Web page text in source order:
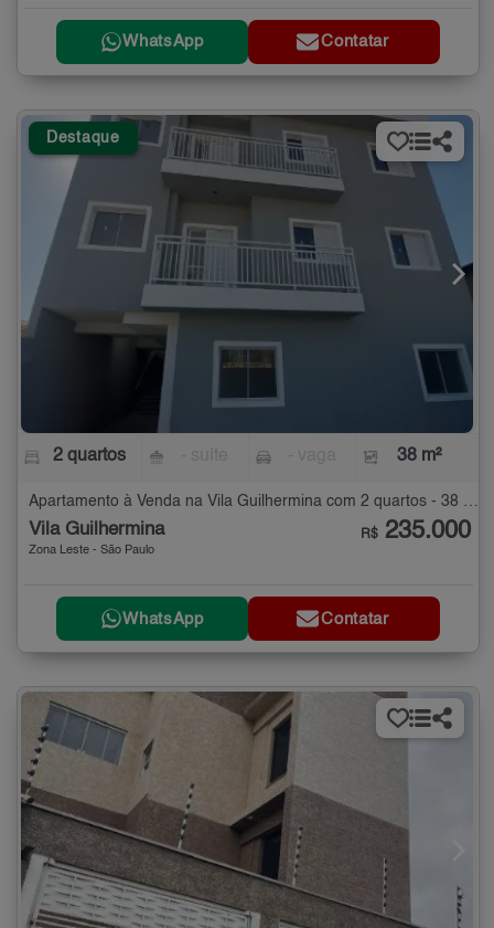
WhatsApp Contatar
Destaque
2 quartos 38 m²
Apartamento à Venda na Vila Guilhermina com 2 quartos - 38 m²
Vila Guilhermina
Zona Leste - São Paulo
R$ 235.000
WhatsApp Contatar